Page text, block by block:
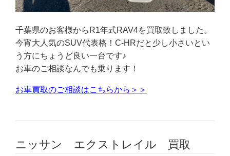
千葉県のお客様からR1年式RAV4を買取致しました。
今宵大人気のSUV代表格！C-HRだと少し小さいとい
う方にちょうど良い一台です♪
お車のご相談なんでも乗ります！
お車買取のご相談はこちらから＞＞
ニッサン エクストレイル 買取